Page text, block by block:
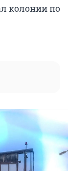
колонии по